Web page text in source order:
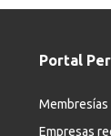
Portal
Membresías
Empresas